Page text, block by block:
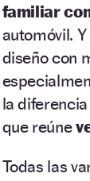
familiar
automóvil.
diseño con
la
que reúne
Todas las